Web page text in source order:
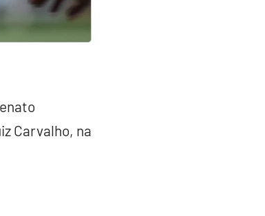
Carvalho, na